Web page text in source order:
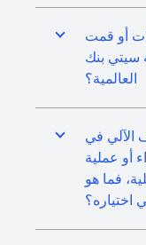
أو قمت
سيتي بنك
العالمية؟
الآلي في
أو عملية
فما هو
اختياره؟